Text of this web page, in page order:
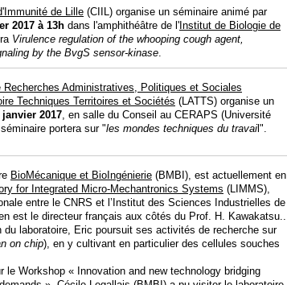
de Lille (CIIL) organise un séminaire animé par
2017 à 13h dans l'amphithéâtre de l' Institut de Biologie de
Virulence regulation of the whooping cough agent,
by the BvgS sensor-kinase.
Recherches Administratives, Politiques et Sociales
Techniques Territoires et Sociétés (LATTS) organise un
janvier 2017, en salle du Conseil au CERAPS (Université
portera sur "les mondes techniques du travai l".
BioMécanique et BioIngénierie (BMBI), est actuellement en
for Integrated Micro-Mechantronics Systems (LIMMS),
entre le CNRS et l’Institut des Sciences Industrielles de
est le directeur français aux côtés du Prof. H. Kawakatsu..
du laboratoire, Eric poursuit ses activités de recherche sur
on chip), en y cultivant en particulier des cellules souches
le Workshop « Innovation and new technology bridging